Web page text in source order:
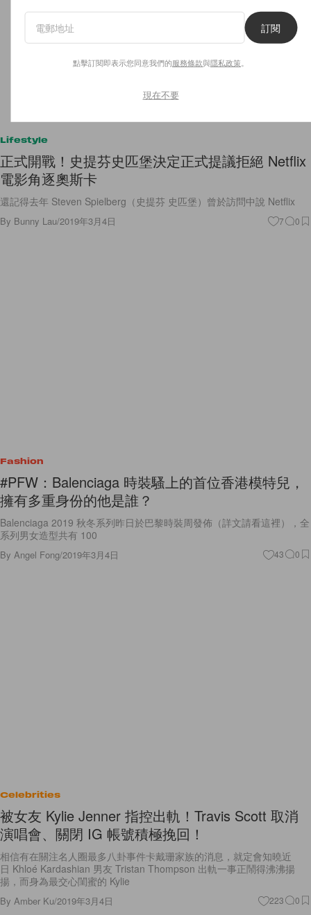
Lifestyle
正式開戰！史提芬史匹堡決定正式提議拒絕 Netflix
電影角逐奧斯卡
還記得去年 Steven Spielberg（史提芬 史匹堡）曾於訪問中說 Netflix
By Bunny Lau/2019年3月4日 7 0
Fashion
#PFW：Balenciaga 時裝騷上的首位香港模特兒，
擁有多重身份的他是誰？
Balenciaga 2019 秋冬系列昨日於巴黎時裝周發佈（詳文請看這裡），全
系列男女造型共有 100
By Angel Fong/2019年3月4日 43 0
Celebrities
被女友 Kylie Jenner 指控出軌！Travis Scott 取消
演唱會、關閉 IG 帳號積極挽回！
相信有在關注名人圈最多八卦事件卡戴珊家族的消息，就定會知曉近
日 Khloé Kardashian 男友 Tristan Thompson 出軌一事正鬧得沸沸揚
揚，而身為最交心閨蜜的 Kylie
By Amber Ku/2019年3月4日 223 0
訂閱
點擊訂閱即表示您同意我們的服務條款與隱私政策
現在不要